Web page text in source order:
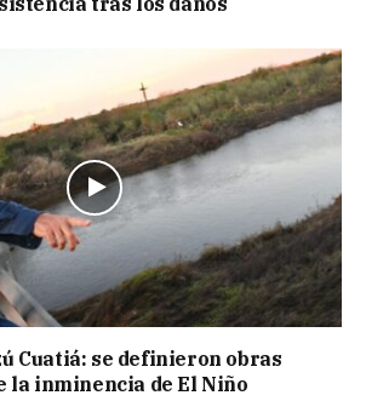
Cuatiá: se definieron obras
la inminencia de El Niño